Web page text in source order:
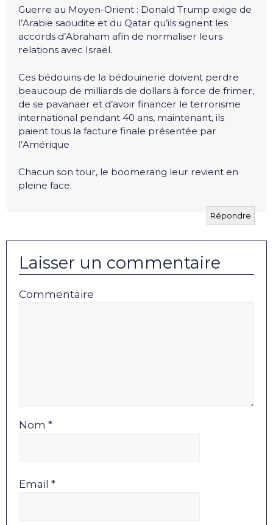
Guerre au Moyen-Orient : Donald Trump exige de
l’Arabie saoudite et du Qatar qu’ils signent les
accords d’Abraham afin de normaliser leurs
relations avec Israël.
Ces bédouins de la bédouinerie doivent perdre
beaucoup de milliards de dollars à force de frimer,
de se pavanaer et d’avoir financer le terrorisme
international pendant 40 ans, maintenant, ils
paient tous la facture finale présentée par
l’Amérique
Chacun son tour, le boomerang leur revient en
pleine face.
Répondre
Laisser un commentaire
Commentaire
Nom *
Email *